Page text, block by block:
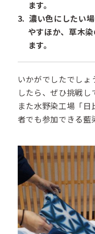
ます。
濃い色にしたい
やすほか、草木
ます。
いかがでしたでし
したら、ぜひ挑戦し
また水野染工場「
者でも参加できる藍